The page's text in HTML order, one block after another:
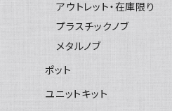
アウトレット・在庫限り
プラスチックノブ
メタルノブ
ポット
ユニットキット